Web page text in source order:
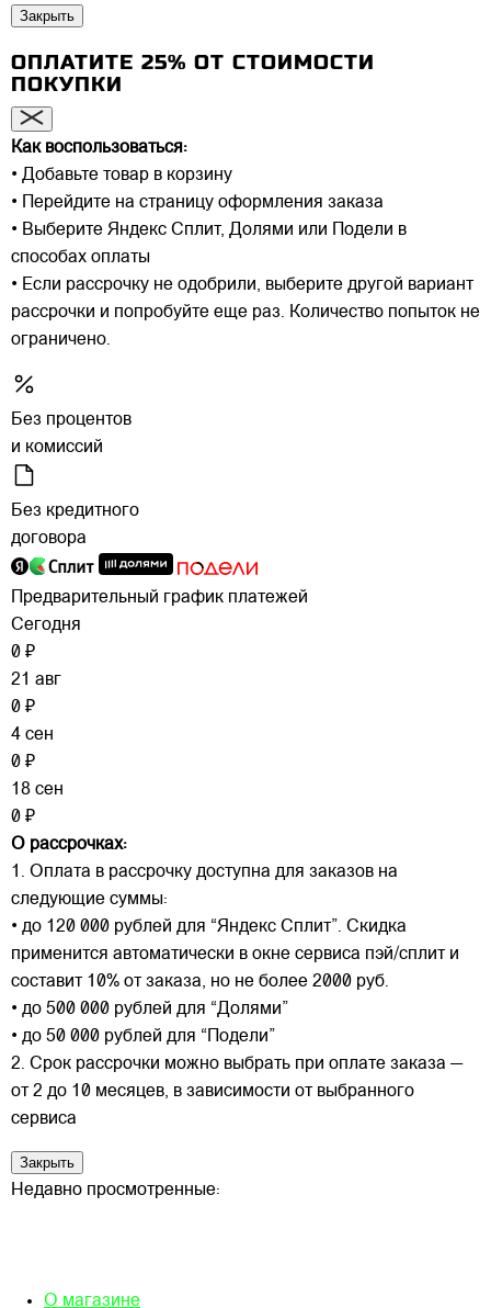
Закрыть
ОПЛАТИТЕ 25% ОТ СТОИМОСТИ
ПОКУПКИ
Как воспользоваться:
• Добавьте товар в корзину
• Перейдите на страницу оформления заказа
• Выберите Яндекс Сплит, Долями или Подели в
способах оплаты
• Если рассрочку не одобрили, выберите другой вариант
рассрочки и попробуйте еще раз. Количество попыток не
ограничено.
Без процентов
и комиссий
Без кредитного
договора
Предварительный график платежей
Сегодня
0 ₽
21 авг
0 ₽
4 сен
0 ₽
18 сен
0 ₽
О рассрочках:
1. Оплата в рассрочку доступна для заказов на
следующие суммы:
• до 120 000 рублей для “Яндекс Сплит”. Скидка
применится автоматически в окне сервиса пэй/сплит и
составит 10% от заказа, но не более 2000 руб.
• до 500 000 рублей для “Долями”
• до 50 000 рублей для “Подели”
2. Срок рассрочки можно выбрать при оплате заказа —
от 2 до 10 месяцев, в зависимости от выбранного
сервиса
Закрыть
Недавно просмотренные:
О магазине